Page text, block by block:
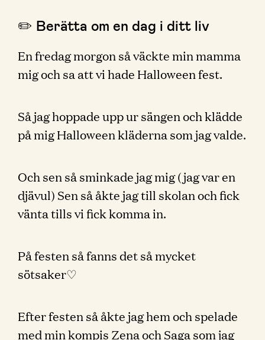
✏️ Berätta om en dag i ditt liv
En fredag morgon så väckte min mamma
mig och sa att vi hade Halloween fest.
Så jag hoppade upp ur sängen och klädde
på mig Halloween kläderna som jag valde.
Och sen så sminkade jag mig (jag var en
djävul) Sen så åkte jag till skolan och fick
vänta tills vi fick komma in.
På festen så fanns det så mycket
sötsaker♡
Efter festen så åkte jag hem och spelade
med min kompis Zena och Saga som jag